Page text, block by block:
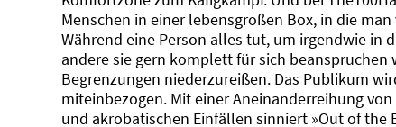
Menschen in einer lebensgroßen Box, in die
Während eine Person alles tut, um irgendwie in
andere sie gern komplett für sich
Begrenzungen niederzureißen. Das Publikum
miteinbezogen. Mit einer Aneinanderreihung
und akrobatischen Einfällen sinniert »Out of